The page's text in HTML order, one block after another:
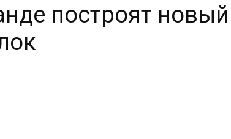
построят новый